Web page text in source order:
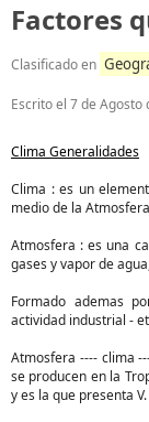
Factores
Clasificado en
Escrito el 7 de Agosto
Clima Generalidades
Clima : es un
medio de la
Atmosfera : es una
gases y vapor de
Formado ademas
actividad industrial -
Atmosfera ---- clima
se producen en la
y es la que presenta